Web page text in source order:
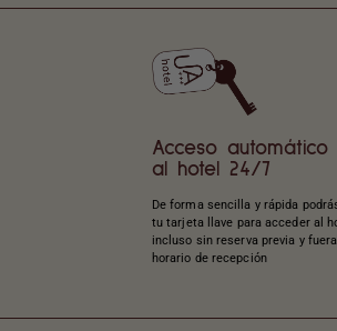
Acceso automático
al hotel 24/7
De forma sencilla y rápida
tu tarjeta llave para acceder al
incluso sin reserva previa y fuera
horario de recepción